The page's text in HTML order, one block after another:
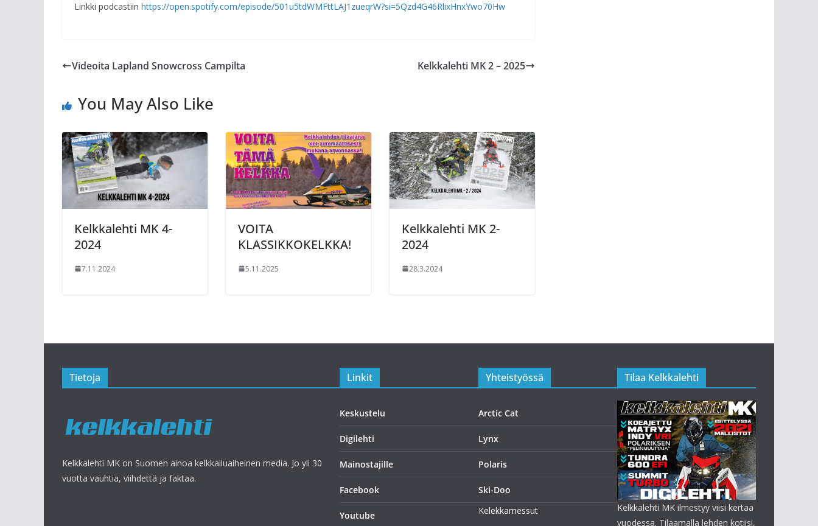
Linkki podcastiin https://open.spotify.com/episode/501u5tdWMFttLAJ1zueqrW?si=5Qzd4G46RlixHnxYwo70Hw
Videoita Lapland Snowcross Campilta Kelkkalehti MK 2 – 2025
You May Also Like
Kelkkalehti MK 4-
2024
7.11.2024
VOITA
KLASSIKKOKELKKA!
5.11.2025
Kelkkalehti MK 2-
2024
28.3.2024
Tietoja
Kelkkalehti MK on Suomen ainoa kelkkailuaiheinen media. Jo yli 30
vuotta vauhtia, viihdettä ja faktaa.
Linkit
Keskustelu
Digilehti
Mainostajille
Facebook
Youtube
Yhteistyössä
Arctic Cat
Lynx
Polaris
Ski-Doo
Kelekkamessut
Tilaa Kelkkalehti
Kelkkalehti MK ilmestyy viisi kertaa
vuodessa. Tilaamalla lehden kotiisi,